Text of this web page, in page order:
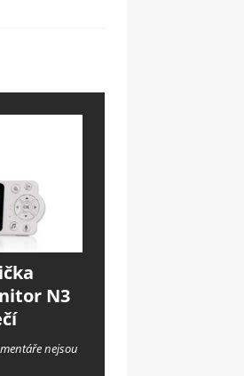
N3
nejsou